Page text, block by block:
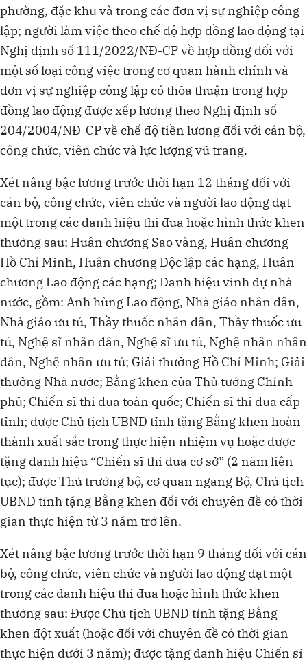
phường, đặc khu và trong các đơn vị sự nghiệp công
lập; người làm việc theo chế độ hợp đồng lao động tại
Nghị định số 111/2022/NĐ-CP về hợp đồng đối với
một số loại công việc trong cơ quan hành chính và
đơn vị sự nghiệp công lập có thỏa thuận trong hợp
đồng lao động được xếp lương theo Nghị định số
204/2004/NĐ-CP về chế độ tiền lương đối với cán bộ,
công chức, viên chức và lực lượng vũ trang.
Xét nâng bậc lương trước thời hạn 12 tháng đối với
cán bộ, công chức, viên chức và người lao động đạt
một trong các danh hiệu thi đua hoặc hình thức khen
thưởng sau: Huân chương Sao vàng, Huân chương
Hồ Chí Minh, Huân chương Độc lập các hạng, Huân
chương Lao động các hạng; Danh hiệu vinh dự nhà
nước, gồm: Anh hùng Lao động, Nhà giáo nhân dân,
Nhà giáo ưu tú, Thầy thuốc nhân dân, Thầy thuốc ưu
tú, Nghệ sĩ nhân dân, Nghệ sĩ ưu tú, Nghệ nhân nhân
dân, Nghệ nhân ưu tú; Giải thưởng Hồ Chí Minh; Giải
thưởng Nhà nước; Bằng khen của Thủ tướng Chính
phủ; Chiến sĩ thi đua toàn quốc; Chiến sĩ thi đua cấp
tỉnh; được Chủ tịch UBND tỉnh tặng Bằng khen hoàn
thành xuất sắc trong thực hiện nhiệm vụ hoặc được
tặng danh hiệu “Chiến sĩ thi đua cơ sở” (2 năm liên
tục); được Thủ trưởng bộ, cơ quan ngang Bộ, Chủ tịch
UBND tỉnh tặng Bằng khen đối với chuyên đề có thời
gian thực hiện từ 3 năm trở lên.
Xét nâng bậc lương trước thời hạn 9 tháng đối với cán
bộ, công chức, viên chức và người lao động đạt một
trong các danh hiệu thi đua hoặc hình thức khen
thưởng sau: Được Chủ tịch UBND tỉnh tặng Bằng
khen đột xuất (hoặc đối với chuyên đề có thời gian
thực hiện dưới 3 năm); được tặng danh hiệu Chiến sĩ